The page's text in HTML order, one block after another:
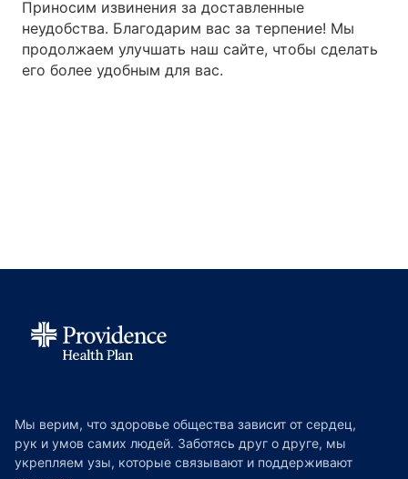
Приносим извинения за доставленные
неудобства. Благодарим вас за терпение! Мы
продолжаем улучшать наш сайте, чтобы сделать
его более удобным для вас.
Мы верим, что здоровье общества зависит от сердец,
рук и умов самих людей. Заботясь друг о друге, мы
укрепляем узы, которые связывают и поддерживают